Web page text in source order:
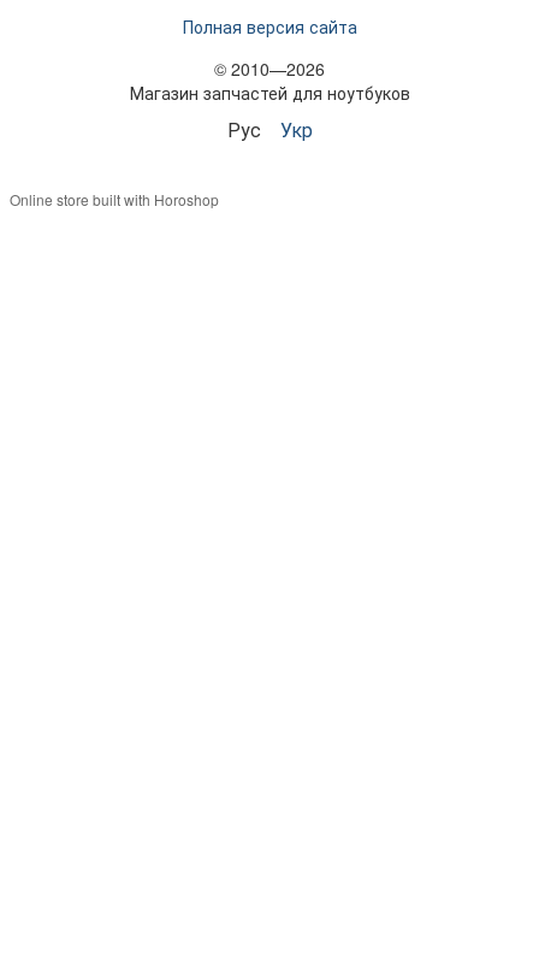
Полная версия сайта
© 2010—2026
Магазин запчастей для ноутбуков
Рус Укр
Online store built with Horoshop